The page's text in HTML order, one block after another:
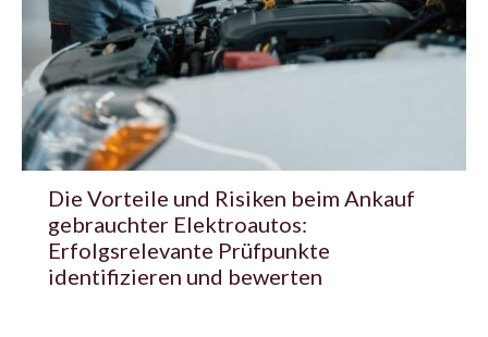
Die Vorteile und Risiken beim Ankauf
gebrauchter Elektroautos:
Erfolgsrelevante Prüfpunkte
identifizieren und bewerten